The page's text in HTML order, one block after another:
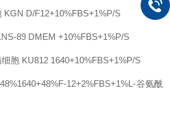
KGN D/F12+10%FBS+1%P/S
89 DMEM +10%FBS+1%P/S
细胞 KU812 1640+10%FBS+1%P/S
48%1640+48%F-12+2%FBS+1%L-谷氨酰